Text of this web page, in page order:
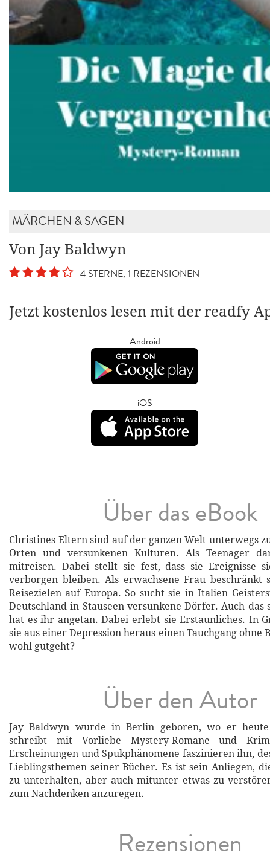
MÄRCHEN & SAGEN
Von Jay Baldwyn
4 STERNE, 1 REZENSIONEN
Jetzt kostenlos lesen mit der readfy
Android
iOS
Über das eBook
Christines Eltern sind auf der ganzen Welt unterwegs
Orten und versunkenen Kulturen. Als Teenager
mitreisen. Dabei stellt sie fest, dass sie Ereignisse
verborgen bleiben. Als erwachsene Frau beschränkt
Reisezielen auf Europa. So sucht sie in Italien
Deutschland in Stauseen versunkene Dörfer. Auch das
hat es ihr angetan. Dabei erlebt sie Erstaunliches. In
sie aus einer Depression heraus einen Tauchgang ohne
wohl gutgeht?
Über den Autor
Jay Baldwyn wurde in Berlin geboren, wo er
schreibt mit Vorliebe Mystery-Romane und
Erscheinungen und Spukphänomene faszinieren ihn,
Lieblingsthemen seiner Bücher. Es ist sein Anliegen,
zu unterhalten, aber auch mitunter etwas zu
zum Nachdenken anzuregen.
Rezensionen